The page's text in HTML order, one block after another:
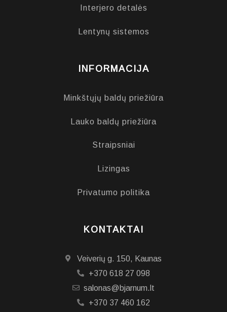
Interjero detalės
Lentynų sistemos
INFORMACIJA
Minkštųjų baldų priežiūra
Lauko baldų priežiūra
Straipsniai
Lizingas
Privatumo politika
KONTAKTAI
Veiverių g. 150, Kaunas
+370 618 27 098
salonas@bjarnum.lt
+370 37 460 162